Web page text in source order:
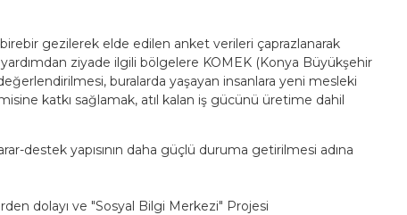
gezilerek elde edilen anket verileri çaprazlanarak
ziyade ilgili bölgelere KOMEK (Konya Büyükşehir
buralarda yaşayan insanlara yeni mesleki
katkı sağlamak, atıl kalan iş gücünü üretime dahil
destek yapısının daha güçlü duruma getirilmesi adına
dolayı ve "Sosyal Bilgi Merkezi" Projesi